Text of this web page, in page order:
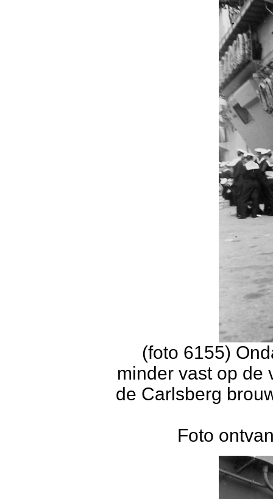
(foto 6155)
minder vast op de
de Carlsberg
Foto